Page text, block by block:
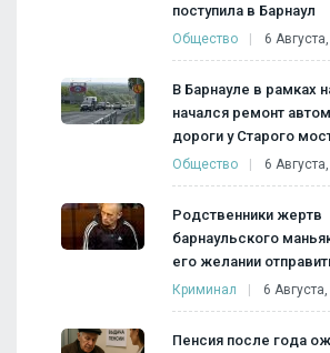
поступила в Барнаул
Общество 6
В Барнауле в рамках
начался ремонт
дороги у Старого
Общество 6
Родственники жертв
барнаульского
его желании
Криминал 6
Пенсия после года